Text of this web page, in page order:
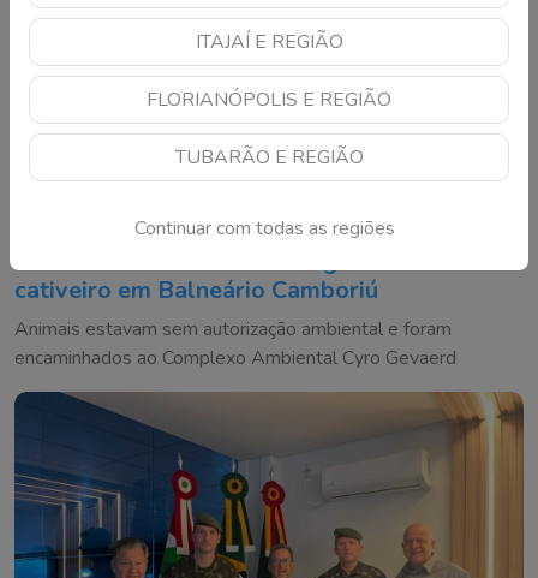
ITAJAÍ E REGIÃO
FLORIANÓPOLIS E REGIÃO
TUBARÃO E REGIÃO
Continuar com todas as regiões
Oito aves silvestres são resgatadas de
cativeiro em Balneário Camboriú
Animais estavam sem autorização ambiental e foram
encaminhados ao Complexo Ambiental Cyro Gevaerd